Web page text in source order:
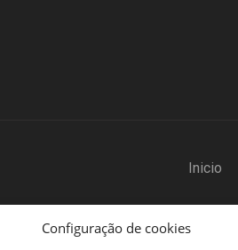
Configuração de cookies
Inicio